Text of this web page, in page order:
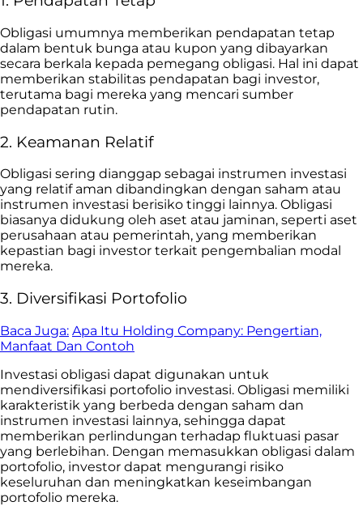
Obligasi umumnya memberikan pendapatan tetap
dalam bentuk bunga atau kupon yang dibayarkan
secara berkala kepada pemegang obligasi. Hal ini dapat
memberikan stabilitas pendapatan bagi investor,
terutama bagi mereka yang mencari sumber
pendapatan rutin.
2. Keamanan Relatif
Obligasi sering dianggap sebagai instrumen investasi
yang relatif aman dibandingkan dengan saham atau
instrumen investasi berisiko tinggi lainnya. Obligasi
biasanya didukung oleh aset atau jaminan, seperti aset
perusahaan atau pemerintah, yang memberikan
kepastian bagi investor terkait pengembalian modal
mereka.
3. Diversifikasi Portofolio
Baca Juga: Apa Itu Holding Company: Pengertian,
Manfaat Dan Contoh
Investasi obligasi dapat digunakan untuk
mendiversifikasi portofolio investasi. Obligasi memiliki
karakteristik yang berbeda dengan saham dan
instrumen investasi lainnya, sehingga dapat
memberikan perlindungan terhadap fluktuasi pasar
yang berlebihan. Dengan memasukkan obligasi dalam
portofolio, investor dapat mengurangi risiko
keseluruhan dan meningkatkan keseimbangan
portofolio mereka.